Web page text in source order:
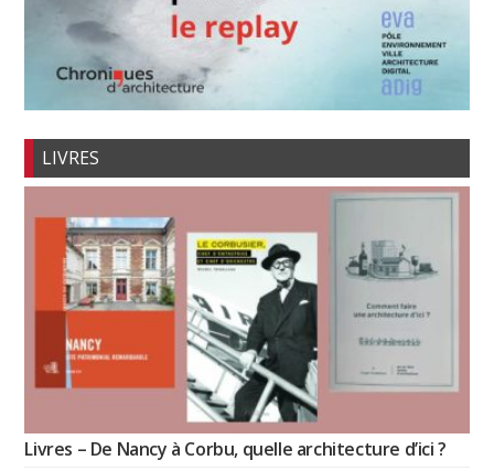
LIVRES
Livres – De Nancy à Corbu, quelle architecture d’ici ?